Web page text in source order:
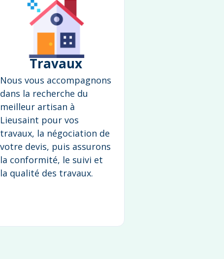
Travaux
Nous vous accompagnons
dans la recherche du
meilleur artisan à
Lieusaint pour vos
travaux, la négociation de
votre devis, puis assurons
la conformité, le suivi et
la qualité des travaux.